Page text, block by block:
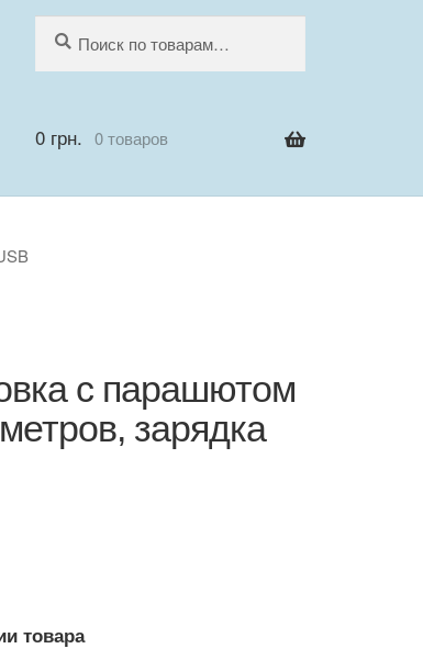
Поиск
0 грн. 0 товаров
с парашютом
зарядка
товара